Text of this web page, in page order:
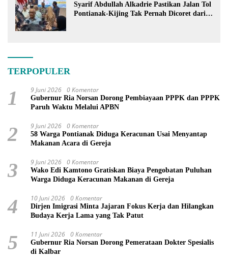
Syarif Abdullah Alkadrie Pastikan Jalan Tol
Pontianak-Kijing Tak Pernah Dicoret dari
TERPOPULER
1 9 Juni 2026 0 Komentar
Gubernur Ria Norsan Dorong Pembiayaan PPPK dan PPPK
Paruh Waktu Melalui APBN
2 9 Juni 2026 0 Komentar
58 Warga Pontianak Diduga Keracunan Usai Menyantap
Makanan Acara di Gereja
3 9 Juni 2026 0 Komentar
Wako Edi Kamtono Gratiskan Biaya Pengobatan Puluhan
Warga Diduga Keracunan Makanan di Gereja
4 10 Juni 2026 0 Komentar
Dirjen Imigrasi Minta Jajaran Fokus Kerja dan Hilangkan
Budaya Kerja Lama yang Tak Patut
5 11 Juni 2026 0 Komentar
Gubernur Ria Norsan Dorong Pemerataan Dokter Spesialis
di Kalbar